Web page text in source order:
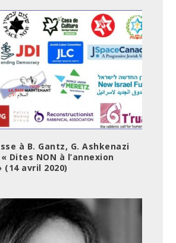
à B. Gantz, G. Ashkenazi
Dites NON à l’annexion
avril 2020)